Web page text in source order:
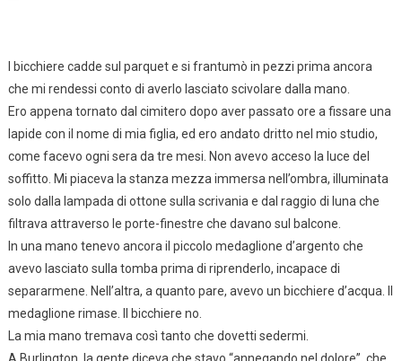
l bicchiere cadde sul parquet e si frantumò in pezzi prima ancora
che mi rendessi conto di averlo lasciato scivolare dalla mano.
Ero appena tornato dal cimitero dopo aver passato ore a fissare una
lapide con il nome di mia figlia, ed ero andato dritto nel mio studio,
come facevo ogni sera da tre mesi. Non avevo acceso la luce del
soffitto. Mi piaceva la stanza mezza immersa nell’ombra, illuminata
solo dalla lampada di ottone sulla scrivania e dal raggio di luna che
filtrava attraverso le porte-finestre che davano sul balcone.
In una mano tenevo ancora il piccolo medaglione d’argento che
avevo lasciato sulla tomba prima di riprenderlo, incapace di
separarmene. Nell’altra, a quanto pare, avevo un bicchiere d’acqua. Il
medaglione rimase. Il bicchiere no.
La mia mano tremava così tanto che dovetti sedermi.
A Burlington, la gente diceva che stavo “annegando nel dolore”, che